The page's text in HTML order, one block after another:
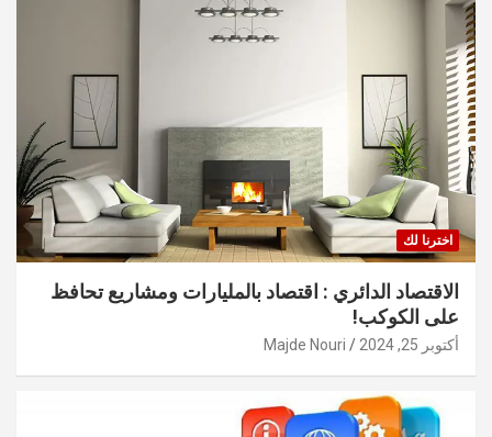
اخترنا لك
الاقتصاد الدائري : اقتصاد بالمليارات ومشاريع تحافظ
على الكوكب!
أكتوبر 25, 2024 Majde Nouri